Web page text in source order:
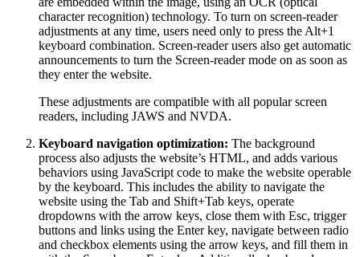
character recognition) technology. To turn on screen-reader
adjustments at any time, users need only to press the Alt+1
keyboard combination. Screen-reader users also get automatic
announcements to turn the Screen-reader mode on as soon as
they enter the website.
These adjustments are compatible with all popular screen
readers, including JAWS and NVDA.
Keyboard navigation optimization: The background
process also adjusts the website’s HTML, and adds various
behaviors using JavaScript code to make the website operable
by the keyboard. This includes the ability to navigate the
website using the Tab and Shift+Tab keys, operate
dropdowns with the arrow keys, close them with Esc, trigger
buttons and links using the Enter key, navigate between radio
and checkbox elements using the arrow keys, and fill them in